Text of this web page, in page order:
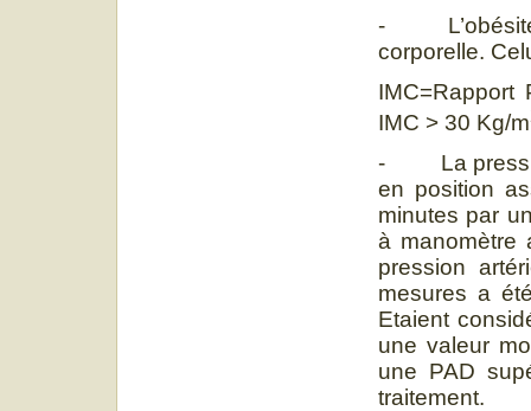
- L’obésité
corporelle.
IMC=Rapport
IMC > 30 Kg/m
- La pression
en position
minutes par
à manomètre
pression
mesures a
Etaient
une valeur
une PAD
traitement.